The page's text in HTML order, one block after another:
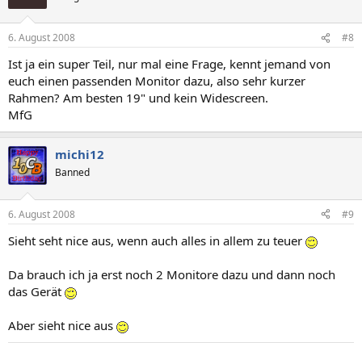
6. August 2008 #8
Ist ja ein super Teil, nur mal eine Frage, kennt jemand von
euch einen passenden Monitor dazu, also sehr kurzer
Rahmen? Am besten 19" und kein Widescreen.
MfG
michi12
Banned
6. August 2008 #9
Sieht seht nice aus, wenn auch alles in allem zu teuer
Da brauch ich ja erst noch 2 Monitore dazu und dann noch
das Gerät
Aber sieht nice aus